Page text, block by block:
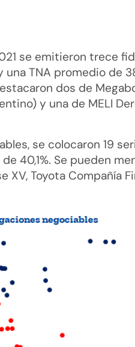
se emitieron trece
TNA promedio de
dos de
y una de MELI
se colocaron 19
40,1%. Se pueden
XV, Toyota